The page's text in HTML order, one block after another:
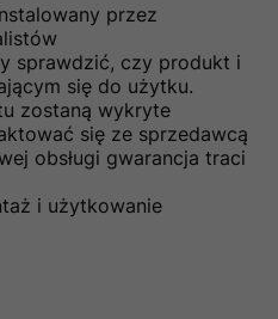
przez
sprawdzić, czy produkt i
się do użytku.
zostaną wykryte
się ze sprzedawcą
obsługi gwarancja traci
i użytkowanie